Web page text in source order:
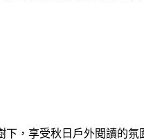
，享受秋日戶外閱讀的氛